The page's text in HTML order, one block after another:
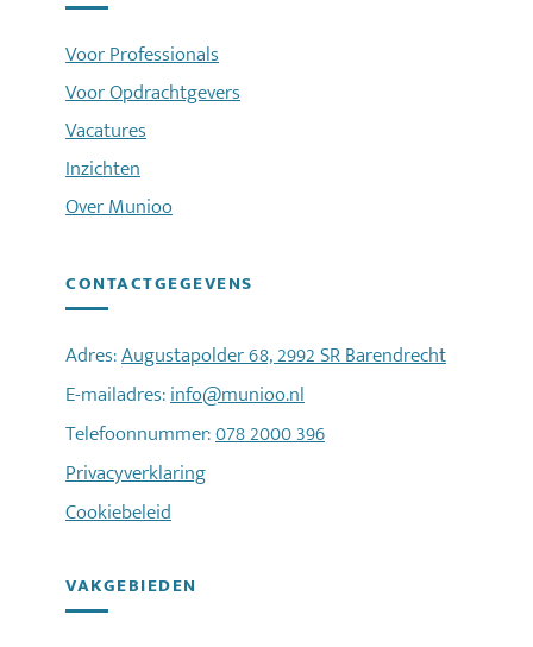
Voor Professionals
Voor Opdrachtgevers
Vacatures
Inzichten
Over Munioo
CONTACTGEGEVENS
Adres:Augustapolder 68, 2992 SR Barendrecht
E-mailadres:info@munioo.nl
Telefoonnummer:078 2000 396
Privacyverklaring
Cookiebeleid
VAKGEBIEDEN